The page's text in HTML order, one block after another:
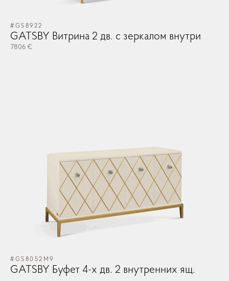
Запомнить меня
#GS8922
GATSBY Витрина 2 дв. с зеркалом внутри
7806 €
#GS8052M9
GATSBY Буфет 4-х дв. 2 внутренних ящ.